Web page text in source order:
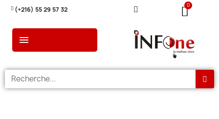
(+216) 55 29 57 32